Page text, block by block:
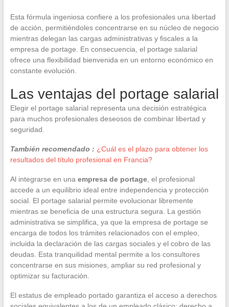
Esta fórmula ingeniosa confiere a los profesionales una libertad
de acción, permitiéndoles concentrarse en su núcleo de negocio
mientras delegan las cargas administrativas y fiscales a la
empresa de portage. En consecuencia, el portage salarial
ofrece una flexibilidad bienvenida en un entorno económico en
constante evolución.
Las ventajas del portage salarial
Elegir el portage salarial representa una decisión estratégica
para muchos profesionales deseosos de combinar libertad y
seguridad.
También recomendado : ¿Cuál es el plazo para obtener los
resultados del título profesional en Francia?
Al integrarse en una empresa de portage, el profesional
accede a un equilibrio ideal entre independencia y protección
social. El portage salarial permite evolucionar libremente
mientras se beneficia de una estructura segura. La gestión
administrativa se simplifica, ya que la empresa de portage se
encarga de todos los trámites relacionados con el empleo,
incluida la declaración de las cargas sociales y el cobro de las
deudas. Esta tranquilidad mental permite a los consultores
concentrarse en sus misiones, ampliar su red profesional y
optimizar su facturación.
El estatus de empleado portado garantiza el acceso a derechos